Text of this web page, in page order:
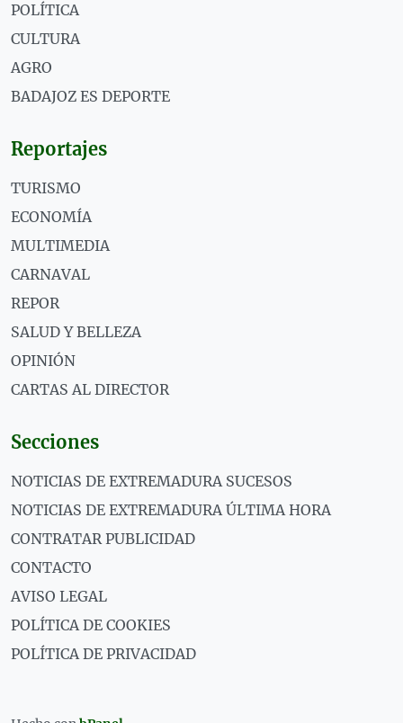
POLÍTICA
CULTURA
AGRO
BADAJOZ ES DEPORTE
Reportajes
TURISMO
ECONOMÍA
MULTIMEDIA
CARNAVAL
REPOR
SALUD Y BELLEZA
OPINIÓN
CARTAS AL DIRECTOR
Secciones
NOTICIAS DE EXTREMADURA SUCESOS
NOTICIAS DE EXTREMADURA ÚLTIMA HORA
CONTRATAR PUBLICIDAD
CONTACTO
AVISO LEGAL
POLÍTICA DE COOKIES
POLÍTICA DE PRIVACIDAD